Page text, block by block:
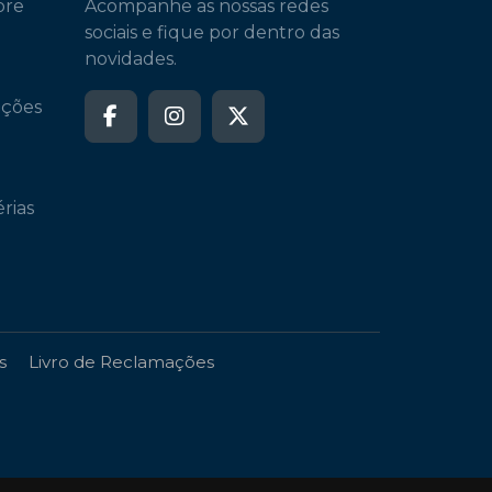
Acompanhe as nossas redes
sociais e fique por dentro das
novidades.
Livro de Reclamações